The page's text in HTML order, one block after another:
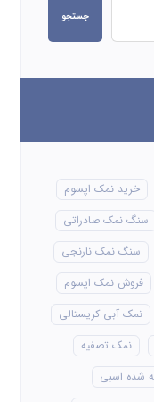
جستجو
خرید نمک اپسوم
سنگ نمک صادراتی
سنگ نمک نارنجی
فروش نمک اپسوم
نمک آبی کریستالی
نمک تصفیه
شده اسبی